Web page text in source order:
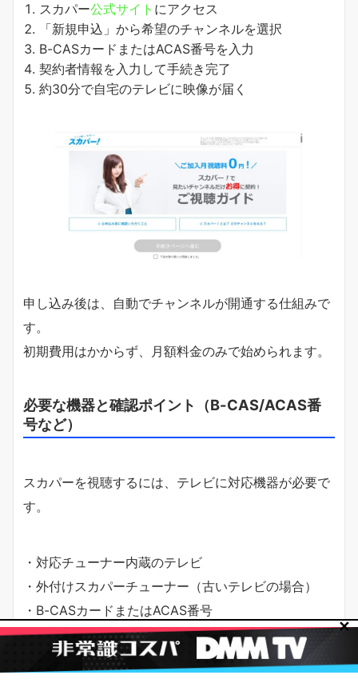
スカパー公式サイト にアクセス
「新規申込」から希望のチャンネルを選択
B-CASカードまたはACAS番号を入力
契約者情報を入力して手続き完了
約30分で自宅のテレビに映像が届く
申し込み後は、自動でチャンネルが開通する仕組みで
す。
初期費用はかからず、月額料金のみで始められます。
必要な機器と確認ポイント（B-CAS/ACAS番
号など）
スカパーを視聴するには、テレビに対応機器が必要で
す。
・対応チューナー内蔵のテレビ
・外付けスカパーチューナー（古いテレビの場合）
・B-CASカードまたはACAS番号
✕